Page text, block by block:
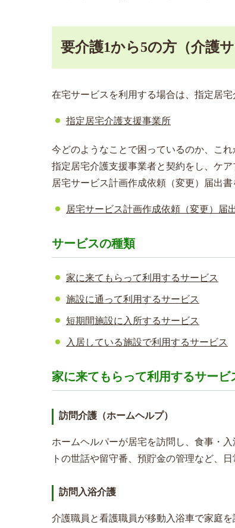
要介護1から5の方（介護サ
在宅サービスを利用する場合は、指定居宅
指定居宅介護支援事業所
今どのようなことで困っているのか、こ
指定居宅介護支援事業者と契約をし、ケ
居宅サービス計画作成依頼（変更）届出書
居宅サービス計画作成依頼（変更）届
サービスの種類
家に来てもらって利用するサービス
施設に通って利用するサービス
短期間施設に入所するサービス
入居している施設で利用するサービス
家に来てもらって利用するサービ
訪問介護（ホームヘルプ）
ホームヘルパーが居宅を訪問し、食事・
トの世話や留守番、預貯金の管理など、
訪問入浴介護
介護職員と看護職員が移動入浴車で家庭